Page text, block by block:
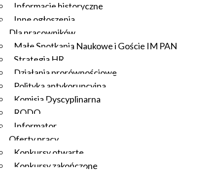
Informacje historyczne
Inne ogłoszenia
Dla pracowników
Małe Spotkania Naukowe i Goście IM PAN
Strategia HR
Działania prorównościowe
Polityka antykorupcyjna
Komisja Dyscyplinarna
RODO
Informator
Oferty pracy
Konkursy otwarte
Konkursy zakończone